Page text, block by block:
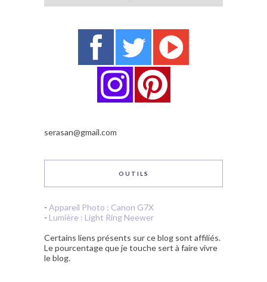
serasan@gmail.com
OUTILS
- Appareil Photo : Canon G7X
- Lumière : Light Ring Neewer
Certains liens présents sur ce blog sont affiliés.
Le pourcentage que je touche sert à faire vivre
le blog.